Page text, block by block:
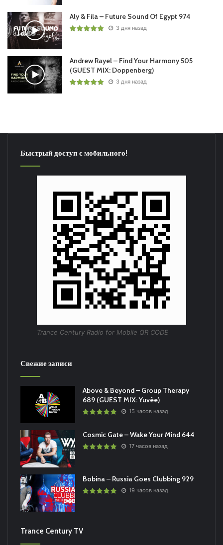
Aly & Fila – Future Sound Of Egypt 974
3 дня назад
Andrew Rayel – Find Your Harmony 505
(GUEST MIX: Doppenberg)
3 дня назад
Быстрый доступ с мобильного!
Trance Century Radio for Mobile QR CODE
Свежие записи
Above & Beyond – Group Therapy
689 (GUEST MIX: Yuvèe)
15 часов назад
Cosmic Gate – Wake Your Mind 644
17 часов назад
Bobina – Russia Goes Clubbing 929
19 часов назад
Trance Century TV